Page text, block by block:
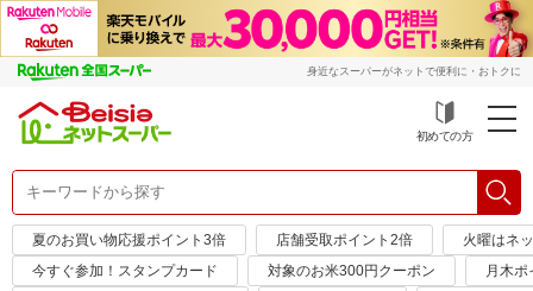
身近なスーパーがネットで便利に・おトクに
初めての方
夏のお買い物応援ポイント3倍 店舗受取ポイント2倍
火曜はネ
今すぐ参加！スタンプカード
対象のお米300円クーポン
月木